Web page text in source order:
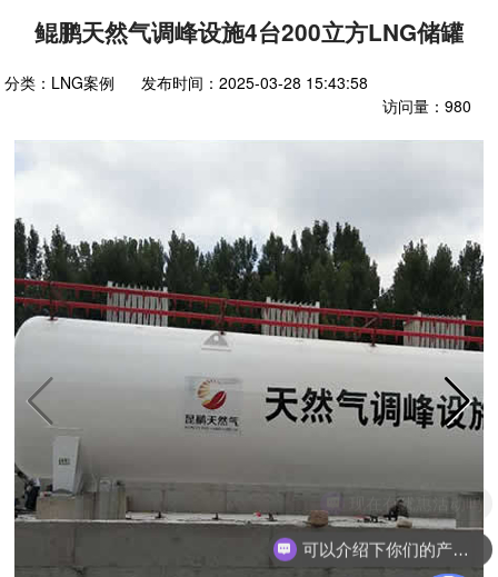
русский鲲鹏天然气调峰设施4台200立方LNG储罐
分类： LNG案例 发布时间：2025-03-28 15:43:58
访问量： 980
可以介绍下你们的产品么
现在有优惠活动吗